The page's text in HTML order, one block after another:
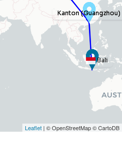
Bali
Kanton (Guangzhou)
Kanton (Guangzhou)
Leaflet | © OpenStreetMap © CartoDB